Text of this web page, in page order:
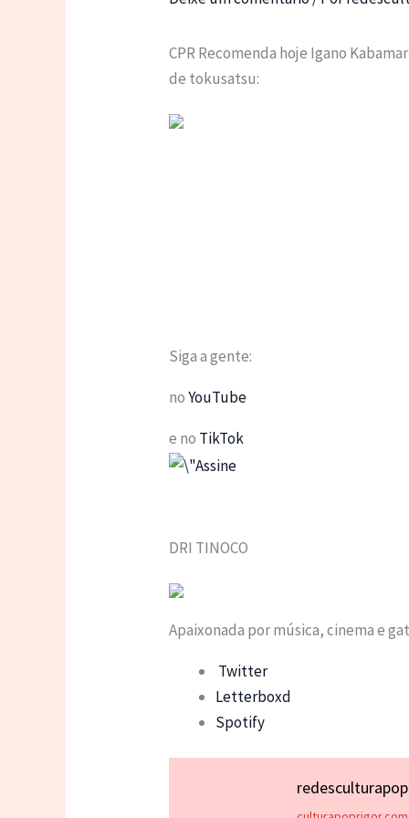
CPR Recomenda hoje Igano
de tokusatsu:
Siga a gente:
noYouTube
e no TikTok
DRI TINOCO
Apaixonada por música, cinema e
Twitter
Letterboxd
Spotify